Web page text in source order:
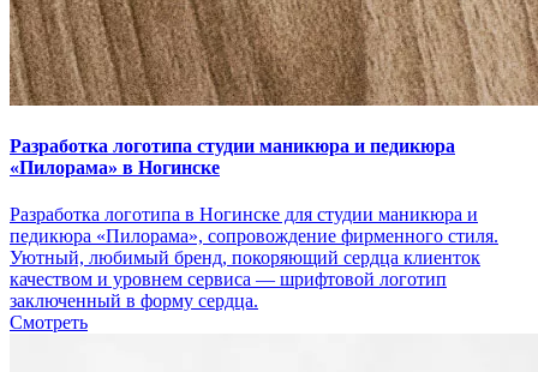
Разработка логотипа студии маникюра и педикюра
«Пилорама» в Ногинске
Разработка логотипа в Ногинске для студии маникюра и
педикюра «Пилорама», сопровождение фирменного стиля.
Уютный, любимый бренд, покоряющий сердца клиенток
качеством и уровнем сервиса — шрифтовой логотип
заключенный в форму сердца.
Смотреть